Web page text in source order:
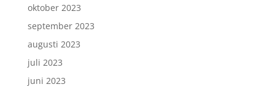
oktober 2023
september 2023
augusti 2023
juli 2023
juni 2023